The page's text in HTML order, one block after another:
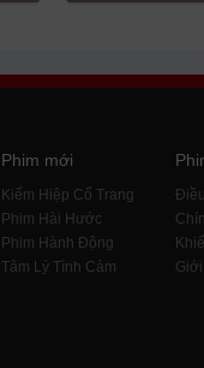
Phim mới
Kiếm Hiệp Cổ Trang
Phim Hài Hước
Phim Hành Động
Tâm Lý Tình Cảm